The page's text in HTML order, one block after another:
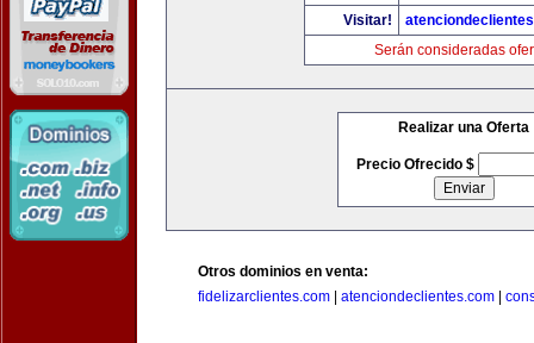
Visitar!
Serán consideradas
Realizar una Oferta
Precio Ofrecido $
Otros dominios en venta:
fidelizarclientes.com
atenciondeclientes.com